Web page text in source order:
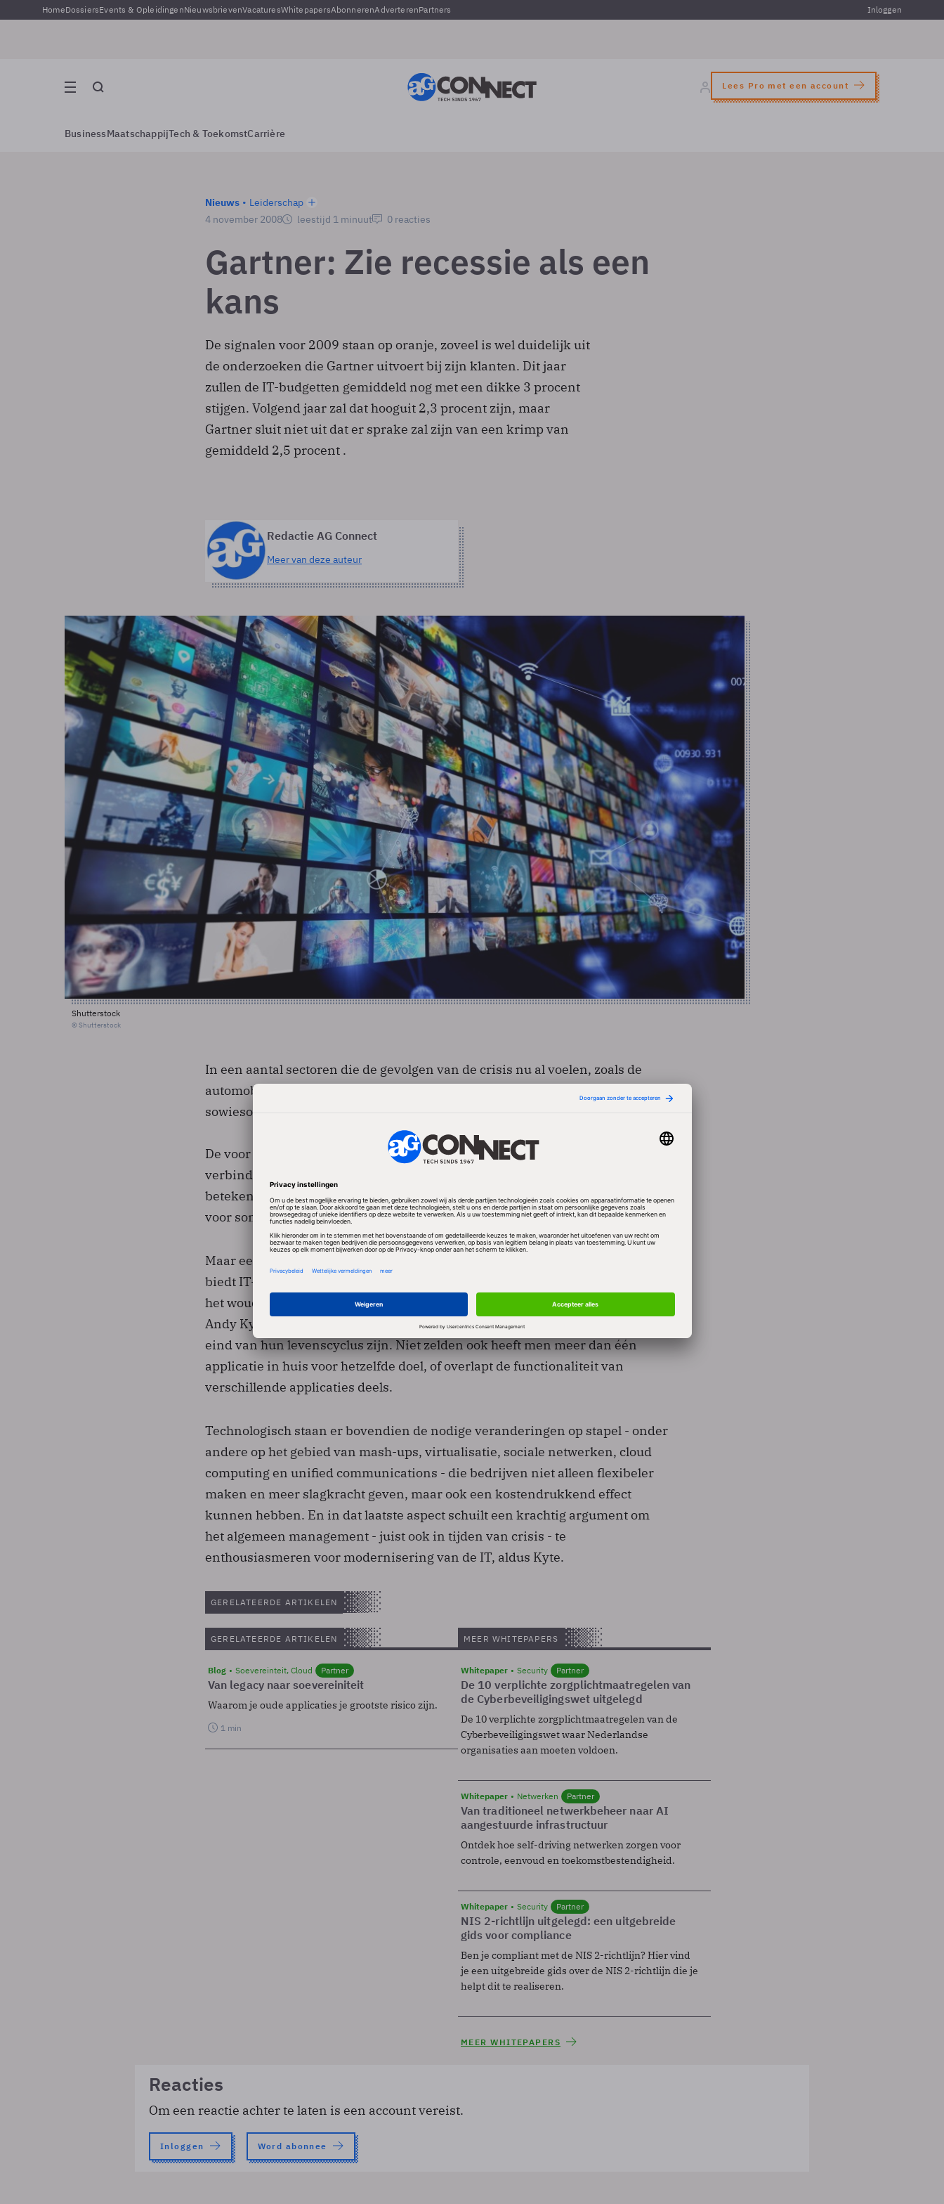
HomeDossiersEvents & OpleidingenNieuwsbrievenVacaturesWhitepapersAbonnerenAdverterenPartners Inloggen
Lees Pro met een account
BusinessMaatschappijTech & ToekomstCarrière
Nieuws
Leiderschap
4 november 2008
leestijd 1 minuut 0 reacties
Gartner: Zie recessie als een
kans
De signalen voor 2009 staan op oranje, zoveel is wel duidelijk uit
de onderzoeken die Gartner uitvoert bij zijn klanten. Dit jaar
zullen de IT-budgetten gemiddeld nog met een dikke 3 procent
stijgen. Volgend jaar zal dat hooguit 2,3 procent zijn, maar
Gartner sluit niet uit dat er sprake zal zijn van een krimp van
gemiddeld 2,5 procent .
Redactie AG Connect
Meer van deze auteur
Shutterstock
© Shutterstock
In een aantal sectoren die de gevolgen van de crisis nu al voelen, zoals de
automobielindustrie en de detailhandel, is krimp van de IT-budgetten
sowieso te verwachten.
De voor de hand liggende conclusie die Gartner aan deze constatering
verbindt, is dat IT-afdelingen scherp op de kosten moeten letten. Dat
betekent ook voor veel IT-afdelingen een personeelsstop, denkt Gartner, en
voor sommige dat er mensen moeten worden ontslagen.
Maar een sterker accent op de kosten hoeft niet alleen negatief te zijn. Het
biedt IT-afdelingen ook de kans om eindelijk eens schoon schip te maken in
het woud aan systemen dat ze onder handen hebben, stelde Gartner-analist
Andy Kyte. Veel bedrijven werken met platforms en applicaties die aan het
eind van hun levenscyclus zijn. Niet zelden ook heeft men meer dan één
applicatie in huis voor hetzelfde doel, of overlapt de functionaliteit van
verschillende applicaties deels.
Technologisch staan er bovendien de nodige veranderingen op stapel - onder
andere op het gebied van mash-ups, virtualisatie, sociale netwerken, cloud
computing en unified communications - die bedrijven niet alleen flexibeler
maken en meer slagkracht geven, maar ook een kostendrukkend effect
kunnen hebben. En in dat laatste aspect schuilt een krachtig argument om
het algemeen management - juist ook in tijden van crisis - te
enthousiasmeren voor modernisering van de IT, aldus Kyte.
GERELATEERDE ARTIKELEN
GERELATEERDE ARTIKELEN
Blog Soevereinteit, Cloud Partner
Van legacy naar soevereiniteit
Waarom je oude applicaties je grootste risico zijn.
1 min
MEER WHITEPAPERS
Whitepaper Security Partner
De 10 verplichte zorgplichtmaatregelen van
de Cyberbeveiligingswet uitgelegd
De 10 verplichte zorgplichtmaatregelen van de
Cyberbeveiligingswet waar Nederlandse
organisaties aan moeten voldoen.
Whitepaper Netwerken Partner
Van traditioneel netwerkbeheer naar AI
aangestuurde infrastructuur
Ontdek hoe self-driving netwerken zorgen voor
controle, eenvoud en toekomstbestendigheid.
Whitepaper Security Partner
NIS 2-richtlijn uitgelegd: een uitgebreide
gids voor compliance
Ben je compliant met de NIS 2-richtlijn? Hier vind
je een uitgebreide gids over de NIS 2-richtlijn die je
helpt dit te realiseren.
MEER WHITEPAPERS
Reacties
Om een reactie achter te laten is een account vereist.
Inloggen Word abonnee